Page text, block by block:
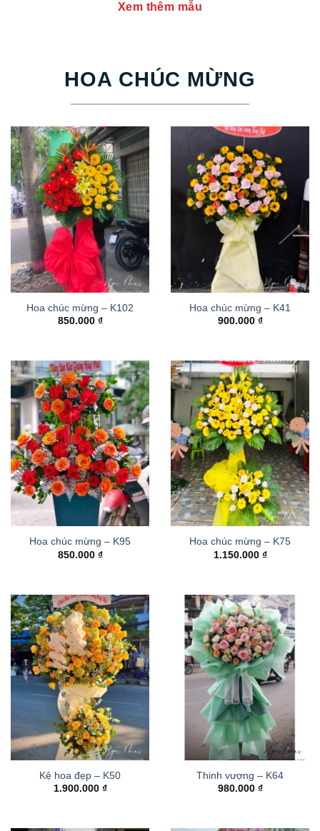
Xem thêm mẫu
HOA CHÚC MỪNG
Hoa chúc mừng – K102
850.000 ₫
Hoa chúc mừng – K41
900.000 ₫
Hoa chúc mừng – K95
850.000 ₫
Hoa chúc mừng – K75
1.150.000 ₫
Kệ hoa đẹp – K50
1.900.000 ₫
Thinh vượng – K64
980.000 ₫